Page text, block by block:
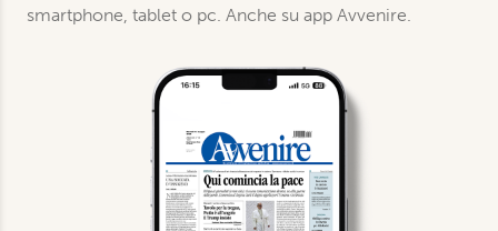
smartphone, tablet o pc. Anche su app Avvenire.